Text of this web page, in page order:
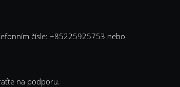
čísle: +85225925753 nebo
na podporu.